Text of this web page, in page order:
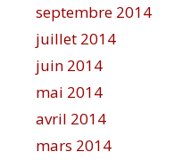
septembre 2014
juillet 2014
juin 2014
mai 2014
avril 2014
mars 2014